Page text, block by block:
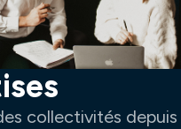
collectivités depuis